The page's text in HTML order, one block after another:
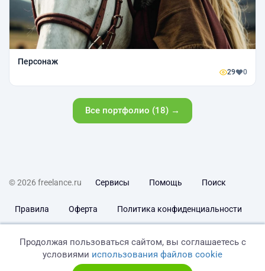
Персонаж
29 0
Все портфолио (18) →
© 2026 freelance.ru Сервисы Помощь Поиск
Правила Оферта Политика конфиденциальности
Продолжая пользоваться сайтом, вы соглашаетесь с
условиями использования файлов cookie